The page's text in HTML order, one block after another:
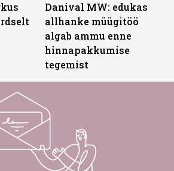
Danival MW: edukas
allhanke müügitöö
algab ammu enne
hinnapakkumise
tegemist